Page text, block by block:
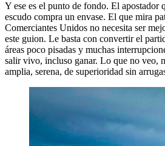
Y ese es el punto de fondo. El apostador
escudo compra un envase. El que mira
Comerciantes Unidos no necesita ser
este guion. Le basta con convertir el
áreas poco pisadas y muchas
salir vivo, incluso ganar. Lo que no veo,
amplia, serena, de superioridad sin